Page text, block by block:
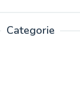
Categorie